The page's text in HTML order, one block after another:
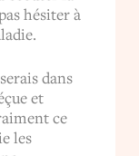
hésiter à
dans
et
ce
les